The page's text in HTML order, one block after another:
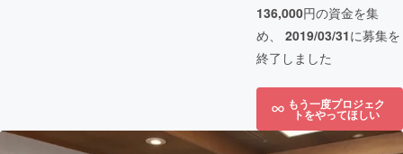
136,000円の資金を集
め、 2019/03/31に募集を
終了しました
もう一度プロジェク
トをやってほしい